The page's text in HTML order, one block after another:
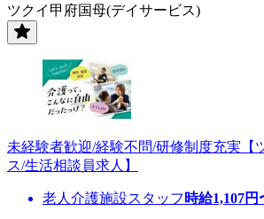
ツクイ甲府国母(デイサービス)
未経験者歓迎/経験不問/研修制度充実【
ス/生活相談員求人】
老人介護施設スタッフ 時給1,107円